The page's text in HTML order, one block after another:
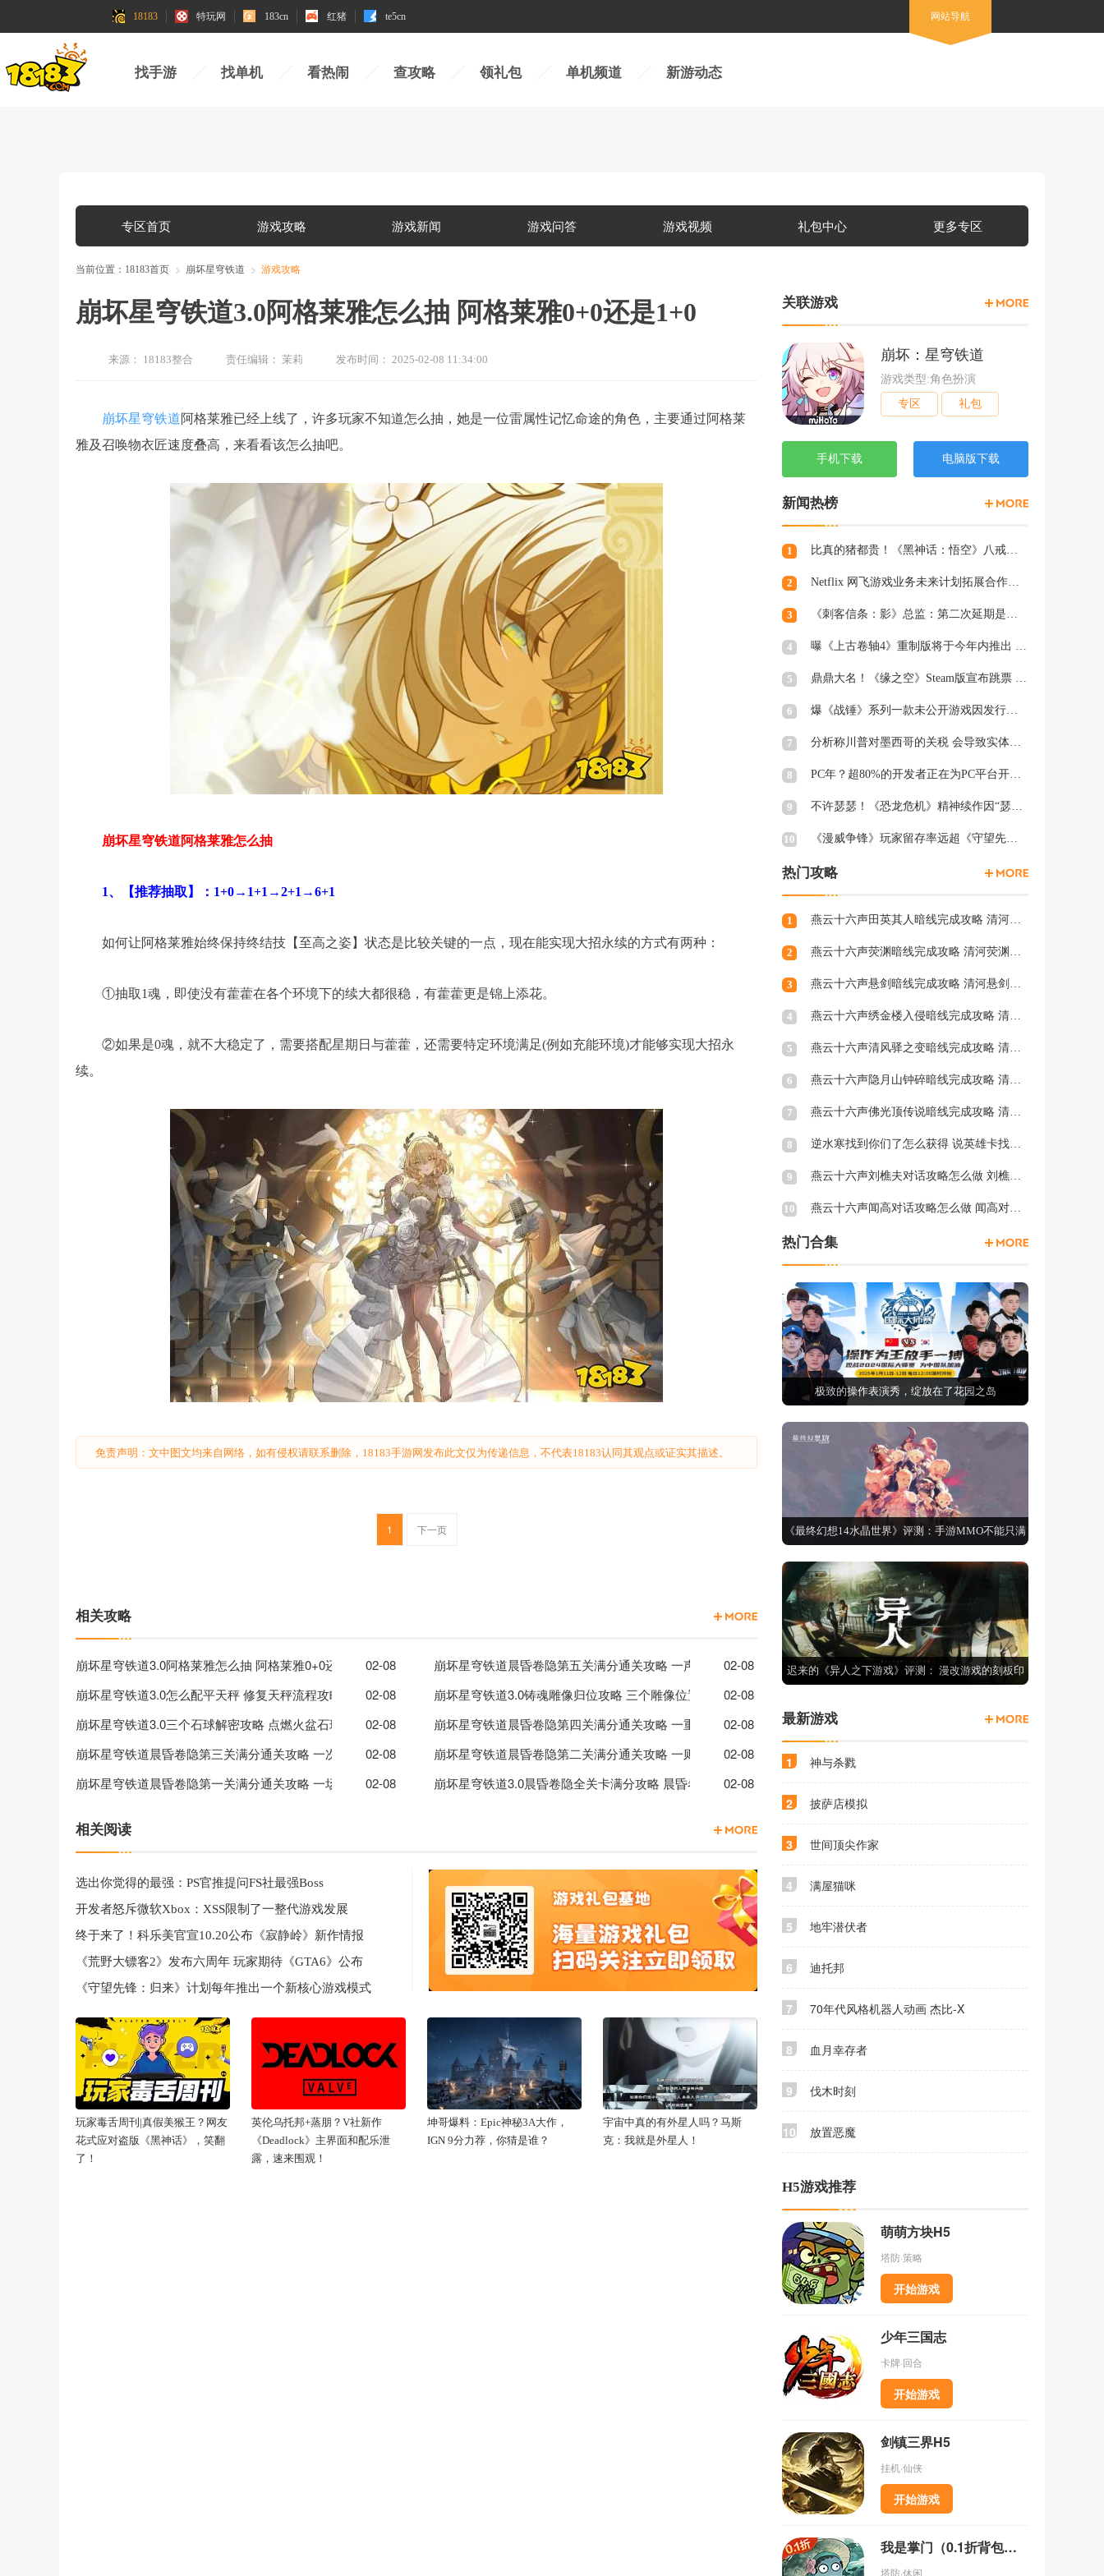
18183 特玩网 183cn 红猪 te5cn 网站导航
找手游 找单机 看热闹 查攻略 领礼包 单机频道 新游动态
专区首页 游戏攻略 游戏新闻 游戏问答 游戏视频 礼包中心 更多专区
当前位置： 18183首页 崩坏星穹铁道 游戏攻略
崩坏星穹铁道3.0阿格莱雅怎么抽 阿格莱雅0+0还是1+0
来源： 18183整合 责任编辑： 茉莉 发布时间： 2025-02-08 11:34:00
崩坏星穹铁道阿格莱雅已经上线了，许多玩家不知道怎么抽，她是一位雷属性记忆命途的角色，主要通过阿格莱
雅及召唤物衣匠速度叠高，来看看该怎么抽吧。
崩坏星穹铁道阿格莱雅怎么抽
1、【推荐抽取】：1+0→1+1→2+1→6+1
如何让阿格莱雅始终保持终结技【至高之姿】状态是比较关键的一点，现在能实现大招永续的方式有两种：
①抽取1魂，即使没有藿藿在各个环境下的续大都很稳，有藿藿更是锦上添花。
②如果是0魂，就不大稳定了，需要搭配星期日与藿藿，还需要特定环境满足(例如充能环境)才能够实现大招永
续。
免责声明：文中图文均来自网络，如有侵权请联系删除，18183手游网发布此文仅为传递信息，不代表18183认同其观点或证实其描述。
1 下一页
相关攻略
崩坏星穹铁道3.0阿格莱雅怎么抽 阿格莱雅0+0还是1+002-08 崩坏星穹铁道晨昏卷隐第五关满分通关攻略 一声勇者的呐喊试用角色SS攻略
02-08
崩坏星穹铁道3.0怎么配平天秤 修复天秤流程攻略
02-08 崩坏星穹铁道3.0铸魂雕像归位攻略 三个雕像位置一览02-08
崩坏星穹铁道3.0三个石球解密攻略 点燃火盆石球压力装置任务解谜
02-08 崩坏星穹铁道晨昏卷隐第四关满分通关攻略 一重难逃的命运试用角色SS攻略
02-08
崩坏星穹铁道晨昏卷隐第三关满分通关攻略 一次意外的交流试用角色SS攻略
02-08 崩坏星穹铁道晨昏卷隐第二关满分通关攻略 一则鲜见的轶事试用角色SS攻略
02-08
崩坏星穹铁道晨昏卷隐第一关满分通关攻略 一场赴死的和谈适用双SS攻略
02-08 崩坏星穹铁道3.0晨昏卷隐全关卡满分攻略 晨昏卷隐全5关战斗阵容SS大全
02-08
相关阅读
选出你觉得的最强：PS官推提问FS社最强Boss
开发者怒斥微软Xbox：XSS限制了一整代游戏发展
终于来了！科乐美官宣10.20公布《寂静岭》新作情报
《荒野大镖客2》发布六周年 玩家期待《GTA6》公布
《守望先锋：归来》计划每年推出一个新核心游戏模式
玩家毒舌周刊|真假美猴王？网友
花式应对盗版《黑神话》，笑翻
了！
英伦乌托邦+蒸朋？V社新作
《Deadlock》主界面和配乐泄
露，速来围观！
坤哥爆料：Epic神秘3A大作，
IGN 9分力荐，你猜是谁？
宇宙中真的有外星人吗？马斯
克：我就是外星人！
关联游戏
崩坏：星穹铁道
游戏类型:角色扮演
专区
礼包
手机下载 电脑版下载
新闻热榜
1 比真的猪都贵！《黑神话：悟空》八戒手办开订：根根分明的猪毛
2 Netflix 网飞游戏业务未来计划拓展合作和家庭类游戏
3 《刺客信条：影》总监：第二次延期是因为屋顶太复杂
4 曝《上古卷轴4》重制版将于今年内推出 虚幻5加持
5 鼎鼎大名！《缘之空》Steam版宣布跳票 将延期至2月28日发售
6 爆《战锤》系列一款未公开游戏因发行商撤资而夭折，开发被迫中断
7 分析称川普对墨西哥的关税 会导致实体游戏价格上涨
8 PC年？超80%的开发者正在为PC平台开发游戏 NS2为8%
9 不许瑟瑟！《恐龙危机》精神续作因“瑟瑟Mod”拒绝登陆PC
10 《漫威争锋》玩家留存率远超《守望先锋2》、《绝地潜兵2》等游戏
热门攻略
1 燕云十六声田英其人暗线完成攻略 清河田英其人暗涌怎么触发
2 燕云十六声荧渊暗线完成攻略 清河荧渊暗涌怎么触发
3 燕云十六声悬剑暗线完成攻略 清河悬剑暗涌怎么触发
4 燕云十六声绣金楼入侵暗线完成攻略 清河绣金楼入侵暗涌怎么触发
5 燕云十六声清风驿之变暗线完成攻略 清河清风驿之变暗涌怎么触发
6 燕云十六声隐月山钟碎暗线完成攻略 清河隐月山钟碎暗涌怎么触发
7 燕云十六声佛光顶传说暗线完成攻略 清河佛光顶传说暗涌怎么触发
8 逆水寒找到你们了怎么获得 说英雄卡找到你们了获得方法
9 燕云十六声刘樵夫对话攻略怎么做 刘樵夫对话结交攻略一览
10 燕云十六声闻高对话攻略怎么做 闻高对话结交攻略一览
热门合集
极致的操作表演秀，绽放在了花园之岛
《最终幻想14水晶世界》评测：手游MMO不能只满
足于还原端游
迟来的《异人之下游戏》评测： 漫改游戏的刻板印
最新游戏
1 神与杀戮
2 披萨店模拟
3 世间顶尖作家
4 满屋猫咪
5 地牢潜伏者
6 迪托邦
7 70年代风格机器人动画 杰比-X
8 血月幸存者
9 伐木时刻
10 放置恶魔
H5游戏推荐
萌萌方块H5
塔防·策略
开始游戏
少年三国志
卡牌·回合
开始游戏
剑镇三界H5
挂机·仙侠
开始游戏
我是掌门（0.1折背包乱斗）
塔防·休闲